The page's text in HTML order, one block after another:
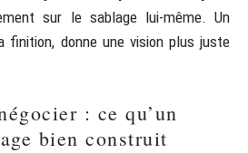
sur le sablage lui-même. Un
finition, donne une vision plus juste
: ce qu’un
bien construit